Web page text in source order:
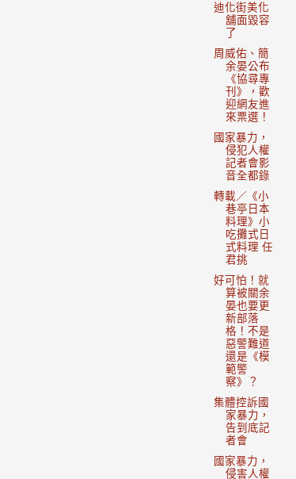
迪化街美化
舖面毀容
了
周威佑、簡
余晏公布
《協尋專
刊》，歡
迎網友進
來票選！
國家暴力，
侵犯人權
記者會影
音全都錄
轉載／《小
巷亭日本
料理》小
吃攤式日
式料理 任
君挑
好可怕！就
算被關余
晏也要更
新部落
格！不是
惡警難道
還是《模
範警
察》？
集體控訴國
家暴力，
告到底記
者會
國家暴力，
侵害人權